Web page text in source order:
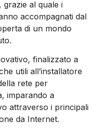
grazie al quale i
accompagnati dal
di un mondo
finalizzato a
utili all’installatore
rete per
imparando a
attraverso i principali
da Internet.